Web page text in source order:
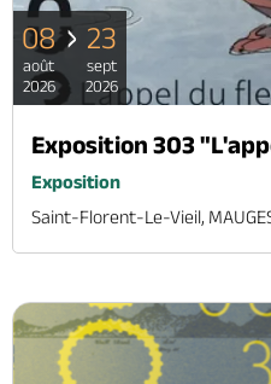
08
août
2026
23
sept
2026
Exposition 303
Exposition
Saint-Florent-Le-Vieil,